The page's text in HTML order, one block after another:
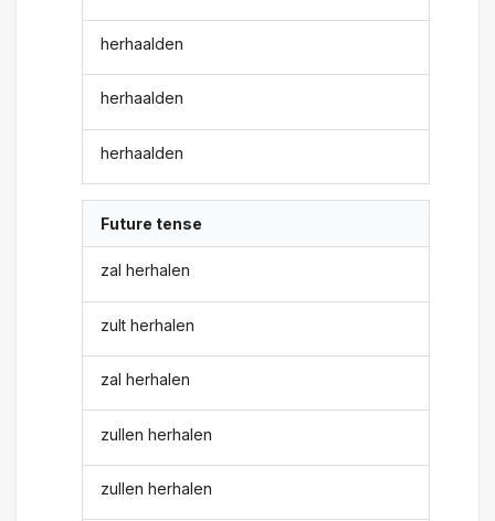
herhaalden
herhaalden
herhaalden
Future tense
zal herhalen
zult herhalen
zal herhalen
zullen herhalen
zullen herhalen